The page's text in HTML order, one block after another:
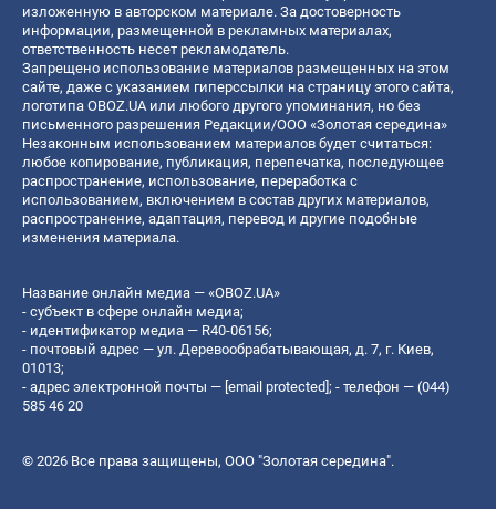
изложенную в авторском материале. За достоверность
информации, размещенной в рекламных материалах,
ответственность несет рекламодатель.
Запрещено использование материалов размещенных на этом
сайте, даже с указанием гиперссылки на страницу этого сайта,
логотипа OBOZ.UA или любого другого упоминания, но без
письменного разрешения Редакции/ООО «Золотая середина»
Незаконным использованием материалов будет считаться:
любое копирование, публикация, перепечатка, последующее
распространение, использование, переработка с
использованием, включением в состав других материалов,
распространение, адаптация, перевод и другие подобные
изменения материала.
Название онлайн медиа — «OBOZ.UA»
- субъект в сфере онлайн медиа;
- идентификатор медиа — R40-06156;
- почтовый адрес — ул. Деревообрабатывающая, д. 7, г. Киев,
01013;
- адрес электронной почты — [email protected]; - телефон — (044)
585 46 20
© 2026 Все права защищены, ООО "Золотая середина".